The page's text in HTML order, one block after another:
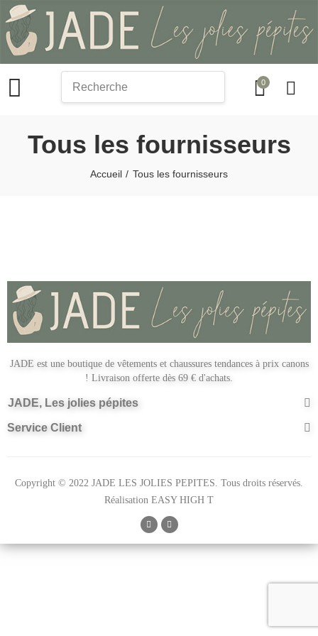
0
Tous les fournisseurs
Accueil Tous les fournisseurs
JADE est une boutique de vêtements et chaussures tendances à prix canons
! Livraison offerte dès 69 € d'achats.
JADE, Les jolies pépites
Service Client
Copyright © 2022 JADE LES JOLIES PEPITES. Tous droits réservés.
Réalisation EASY HIGH T